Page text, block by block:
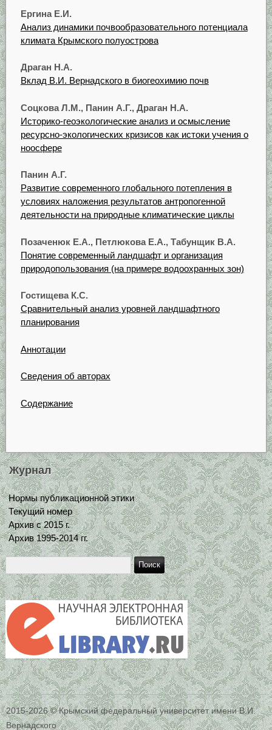
Ергина Е.И.
Анализ динамики почвообразовательного потенциала
климата Крымского полуострова
Драган Н.А.
Вклад В.И. Вернадского в биогеохимию почв
Соцкова Л.М., Панин А.Г., Драган Н.А.
Историко-геоэкологические анализ и осмысление
ресурсно-экологических кризисов как истоки учения о
ноосфере
Панин А.Г.
Развитие современного глобального потепления в
условиях наложения результатов антропогенной
деятельности на природные климатические циклы
Позаченюк Е.А., Петлюкова Е.А., Табунщик В.А.
Понятие современный ландшафт и организация
природопользования (на примере водоохранных зон)
Гостищева К.С.
Сравнительный анализ уровней ландшафтного
планирования
Аннотации
Сведения об авторах
Содержание
Журнал
Нормы публикационной этики
Текущий номер
Архив с 2015 г.
Архив 1995-2014 гг.
2015-2026 © Крымский федеральный университет имени В.И.
Вернадского